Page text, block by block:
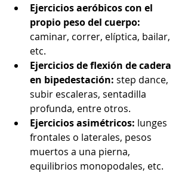
Ejercicios aeróbicos con el
propio peso del cuerpo:
caminar, correr, elíptica, bailar,
etc.
Ejercicios de flexión de cadera
en bipedestación: step dance,
subir escaleras, sentadilla
profunda, entre otros.
Ejercicios asimétricos: lunges
frontales o laterales, pesos
muertos a una pierna,
equilibrios monopodales, etc.